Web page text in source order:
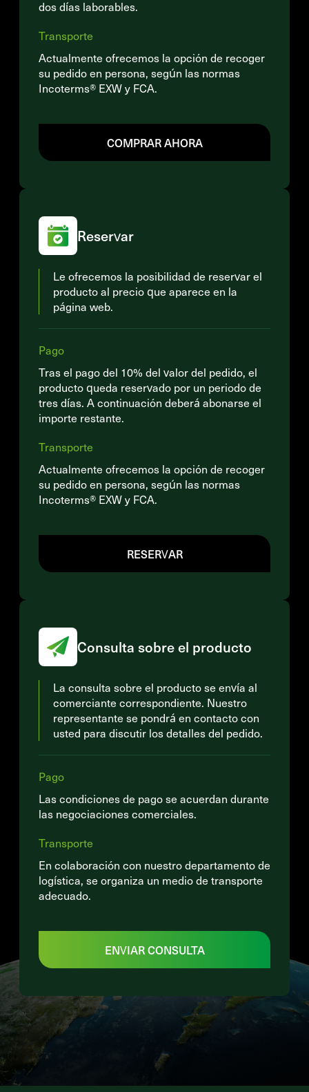
dos días laborables.
Transporte
Actualmente ofrecemos la opción de recoger
su pedido en persona, según las normas
Incoterms® EXW y FCA.
COMPRAR AHORA
Reservar
Le ofrecemos la posibilidad de reservar el
producto al precio que aparece en la
página web.
Pago
Tras el pago del 10% del valor del pedido, el
producto queda reservado por un periodo de
tres días. A continuación deberá abonarse el
importe restante.
Transporte
Actualmente ofrecemos la opción de recoger
su pedido en persona, según las normas
Incoterms® EXW y FCA.
RESERVAR
Consulta sobre el producto
La consulta sobre el producto se envía al
comerciante correspondiente. Nuestro
representante se pondrá en contacto con
usted para discutir los detalles del pedido.
Pago
Las condiciones de pago se acuerdan durante
las negociaciones comerciales.
Transporte
En colaboración con nuestro departamento de
logística, se organiza un medio de transporte
adecuado.
ENVIAR CONSULTA